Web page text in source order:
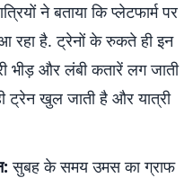
ने बताया कि प्लेटफार्म पर
रहा है. ट्रेनों के रुकते ही इन
भीड़ और लंबी कतारें लग जाती
खुल जाती है और यात्री
सुबह के समय उमस का ग्राफ